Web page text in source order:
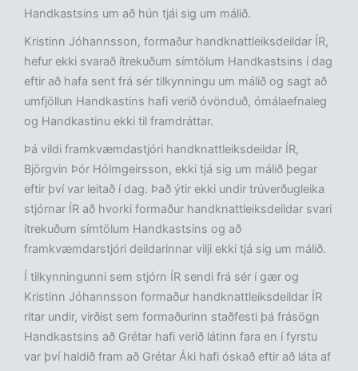
Handkastsins um að hún tjái sig um málið.
Kristinn Jóhannsson, formaður handknattleiksdeildar ÍR,
hefur ekki svarað ítrekuðum símtölum Handkastsins í dag
eftir að hafa sent frá sér tilkynningu um málið og sagt að
umfjöllun Handkastins hafi verið óvönduð, ómálaefnaleg
og Handkastinu ekki til framdráttar.
Þá vildi framkvæmdastjóri handknattleiksdeildar ÍR,
Björgvin Þór Hólmgeirsson, ekki tjá sig um málið þegar
eftir því var leitað í dag. Það ýtir ekki undir trúverðugleika
stjórnar ÍR að hvorki formaður handknattleiksdeildar svari
ítrekuðum símtölum Handkastsins og að
framkvæmdarstjóri deildarinnar vilji ekki tjá sig um málið.
Í tilkynningunni sem stjórn ÍR sendi frá sér í gær og
Kristinn Jóhannsson formaður handknattleiksdeildar ÍR
ritar undir, virðist sem formaðurinn staðfesti þá frásögn
Handkastsins að Grétar hafi verið látinn fara en í fyrstu
var því haldið fram að Grétar Áki hafi óskað eftir að láta af